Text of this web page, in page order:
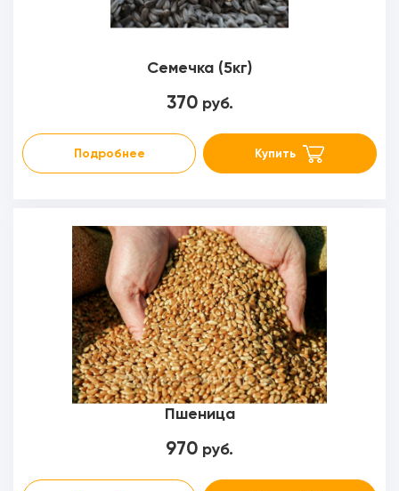
Семечка (5кг)
370руб.
Подробнее Купить
Пшеница
970 руб.